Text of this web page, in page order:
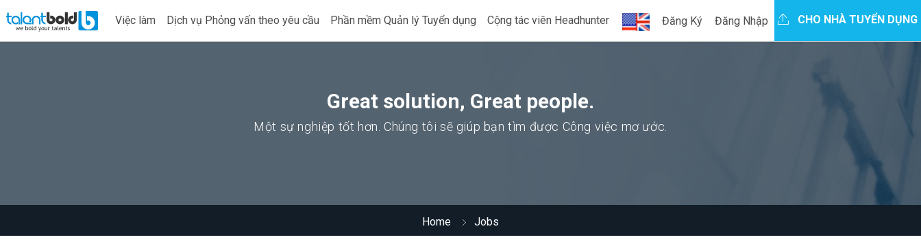
Việc làm Dịch vụ Phỏng vấn theo yêu cầu Phần mềm Quản lý Tuyển dụng Cộng tác viên Headhunter Đăng Ký Đăng Nhập CHO NHÀ TUYỂN DỤNG
Great solution, Great people.
Một sự nghiệp tốt hơn. Chúng tôi sẽ giúp bạn tìm được Công việc mơ ước.
Home Jobs